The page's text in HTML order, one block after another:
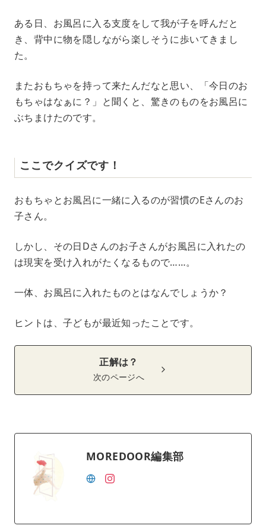
ある日、お風呂に入る支度をして我が子を呼んだと
き、背中に物を隠しながら楽しそうに歩いてきまし
た。
またおもちゃを持って来たんだなと思い、「今日のお
もちゃはなぁに？」と聞くと、驚きのものをお風呂に
ぶちまけたのです。
ここでクイズです！
おもちゃとお風呂に一緒に入るのが習慣のEさんのお
子さん。
しかし、その日Dさんのお子さんがお風呂に入れたの
は現実を受け入れがたくなるもので……。
一体、お風呂に入れたものとはなんでしょうか？
ヒントは、子どもが最近知ったことです。
正解は？
次のページへ
MOREDOOR編集部